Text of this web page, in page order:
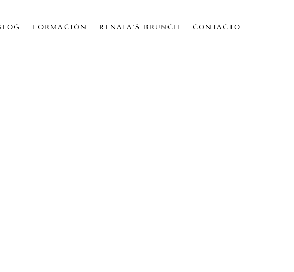
FORMACIÓN RENATA’S BRUNCH CONTACTO